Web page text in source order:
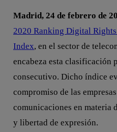
Madrid, 24 de febrero de
2020 Ranking Digital
Index, en el sector de
encabeza esta clasificación
consecutivo. Dicho índice
compromiso de las
comunicaciones en materia
y libertad de expresión.